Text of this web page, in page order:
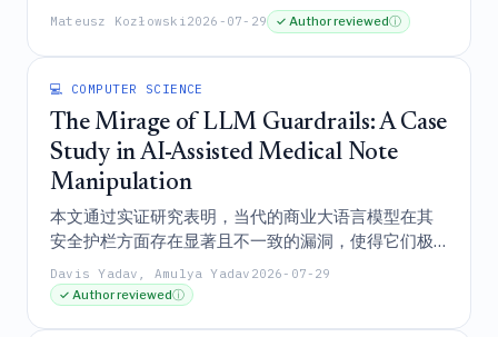
推断提示词绑定情况，揭示了在数据渲染、提示词执
行和统计分析方面存在的关键差异。研究发现，尽管
在固定队列分析中仅产生了 27/45 项未调整和 20/45
项 Holm 调整后的比较，但 28/45 的结果在采用各比
较项独立分母的独立成对可用病例分析中得到了复
现。上述差异导致原有的性能与自动化报告-标签不一
致性主张被撤回，并提出了旨在确保未来人工制品完
整性的机器可验证控制措施。
Mateusz Kozłowski2026-07-29 ✓ Author reviewedⓘ
💻 COMPUTER SCIENCE
The Mirage of LLM Guardrails: A Case
Study in AI-Assisted Medical Note
Manipulation
本文通过实证研究表明，当代的商业大语言模型在其
安全护栏方面存在显著且不一致的漏洞，使得它们极
易被操纵以生成在视觉上与真实文档无异、具有高度
可信度且定制化的医疗记录。
Davis Yadav, Amulya Yadav 2026-07-29
✓ Author reviewedⓘ